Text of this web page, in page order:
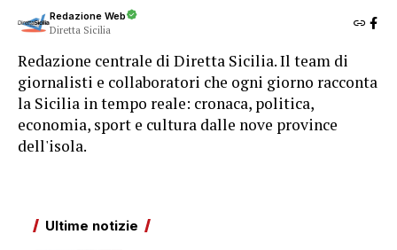
Redazione Web
Diretta Sicilia
Redazione centrale di Diretta Sicilia. Il team di
giornalisti e collaboratori che ogni giorno racconta
la Sicilia in tempo reale: cronaca, politica,
economia, sport e cultura dalle nove province
dell'isola.
Ultime notizie